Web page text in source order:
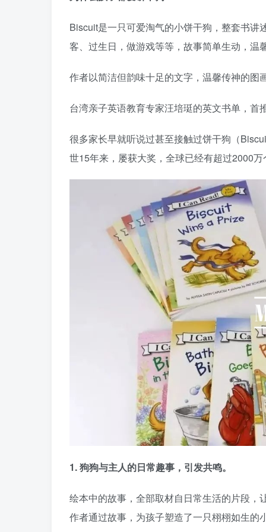
Biscuit是一只可爱淘气的小饼干狗，整套书
客、过生日，做游戏等等，故事简单生动，
作者以简洁但韵味十足的文字，温馨传神的图
台湾亲子英语教育专家汪培珽的英文书单，首
很多家长早就听说过甚至接触过饼干狗（
世15年来，屡获大奖，全球已经有超过2000
1. 狗狗与主人的日常趣事，引发共鸣。
绘本中的故事，全部取材自日常生活的片段
作者通过故事，为孩子塑造了一只栩栩如生